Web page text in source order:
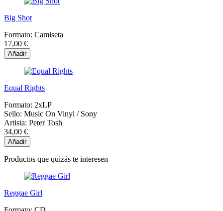
Big Shot
Formato: Camiseta
17,00 €
Añadir
Equal Rights
Formato: 2xLP
Sello: Music On Vinyl / Sony
Artista: Peter Tosh
34,00 €
Añadir
Productos que quizás te interesen
Reggae Girl